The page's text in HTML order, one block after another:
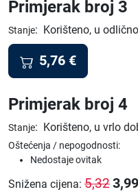
Primjerak broj 3
Stanje: Korišteno, u
5,76 €
Primjerak broj 4
Stanje: Korišteno, u vrlo
Oštećenja / nepogodnosti:
Nedostaje ovitak
Snižena cijena: 5,323,99